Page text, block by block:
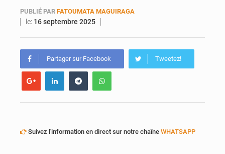
PUBLIÉ PAR FATOUMATA MAGUIRAGA
le: 16 septembre 2025
Partager sur Facebook Tweetez!
Suivez l'information en direct sur notre chaîne WHATSAPP